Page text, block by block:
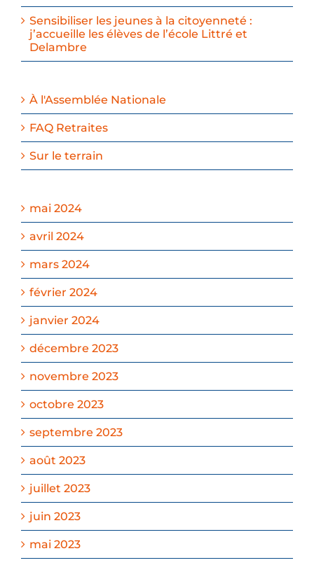
Sensibiliser les jeunes à la citoyenneté :
j’accueille les élèves de l’école Littré et
Delambre
À l'Assemblée Nationale
FAQ Retraites
Sur le terrain
mai 2024
avril 2024
mars 2024
février 2024
janvier 2024
décembre 2023
novembre 2023
octobre 2023
septembre 2023
août 2023
juillet 2023
juin 2023
mai 2023